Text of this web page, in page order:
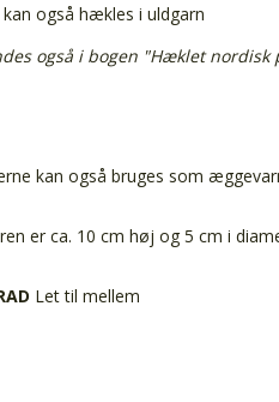
kan også hækles i uldgarn
også i bogen "Hæklet nordisk
kan også bruges som
er ca. 10 cm høj og 5 cm i
Let til mellem